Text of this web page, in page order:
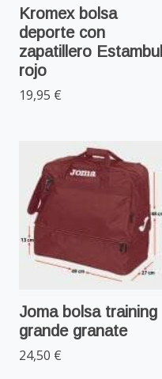
Kromex bolsa
deporte con
zapatillero Estambul
rojo
19,95 €
Joma bolsa training
grande granate
24,50 €